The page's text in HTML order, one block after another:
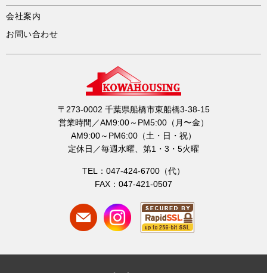
会社案内
お問い合わせ
〒273-0002 千葉県船橋市東船橋3-38-15
営業時間／AM9:00～PM5:00（月〜金）
AM9:00～PM6:00（土・日・祝）
定休日／毎週水曜、第1・3・5火曜
TEL：047-424-6700（代）
FAX：047-421-0507